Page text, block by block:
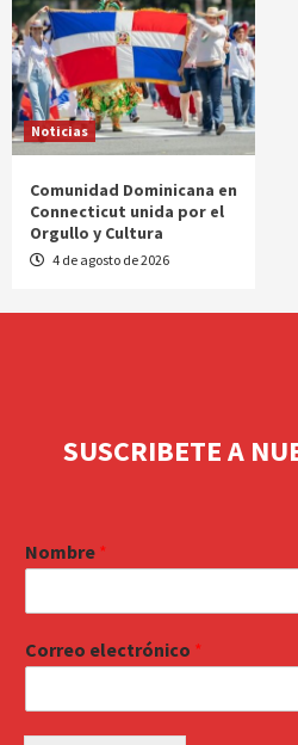
Noticias
Comunidad Dominicana en
Connecticut unida por el
Orgullo y Cultura
4 de agosto de 2026
SUSCRIBETE A
Nombre *
Correo electrónico *